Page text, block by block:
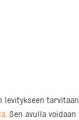
. Sen avulla